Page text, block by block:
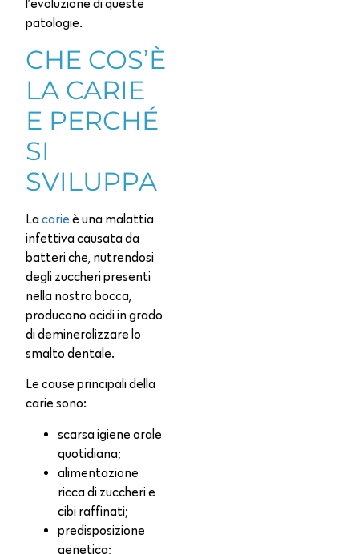
l’evoluzione di queste
patologie.
CHE COS’È
LA CARIE
E PERCHÉ
SI
SVILUPPA
La carie è una malattia
infettiva causata da
batteri che, nutrendosi
degli zuccheri presenti
nella nostra bocca,
producono acidi in grado
di demineralizzare lo
smalto dentale.
Le cause principali della
carie sono:
scarsa igiene orale
quotidiana;
alimentazione
ricca di zuccheri e
cibi raffinati;
predisposizione
genetica;